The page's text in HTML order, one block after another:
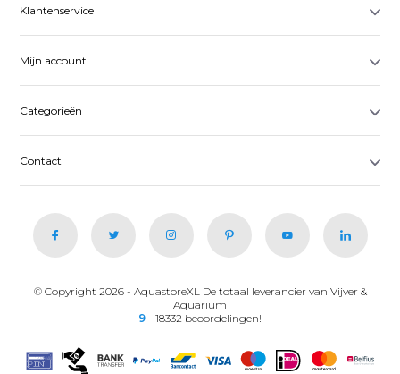
Klantenservice
Mijn account
Categorieën
Contact
© Copyright 2026 - AquastoreXL De totaal leverancier van Vijver &
Aquarium
9 - 18332 beoordelingen!